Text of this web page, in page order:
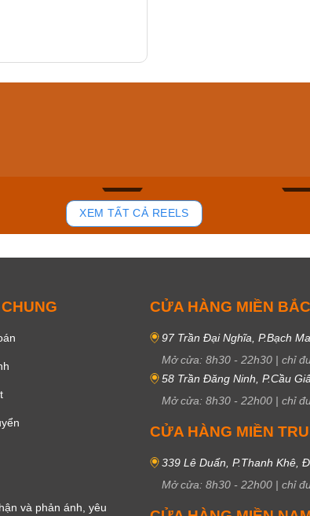
39
XEM TẤT CẢ REELS
và phản ánh, yêu
CỬA HÀNG MIỀN BẮC
97 Trần Đại Nghĩa, P.Bạch
Mở cửa: 8h30 - 22h30 | chỉ
58 Trần Đăng Ninh, P.Cầu
Mở cửa: 8h30 - 22h00 | chỉ
CỬA HÀNG MIỀN
339 Lê Duẩn, P.Thanh Khê,
Mở cửa: 8h30 - 22h00 | chỉ